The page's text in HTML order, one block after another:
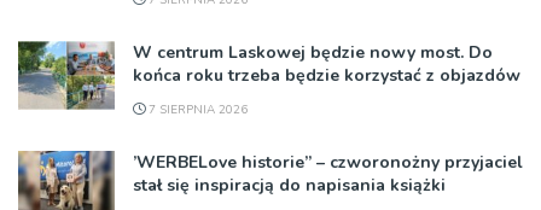
W centrum Laskowej będzie nowy most. Do
końca roku trzeba będzie korzystać z objazdów
7 SIERPNIA 2026
’WERBELove historie” – czworonożny przyjaciel
stał się inspiracją do napisania książki